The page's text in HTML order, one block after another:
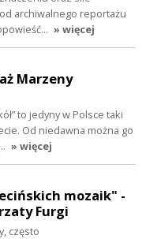
archiwalnego reportażu
» więcej
Marzeny
to jedyny w Polsce taki
Od niedawna można go
» więcej
mozaik" -
Furgi
często